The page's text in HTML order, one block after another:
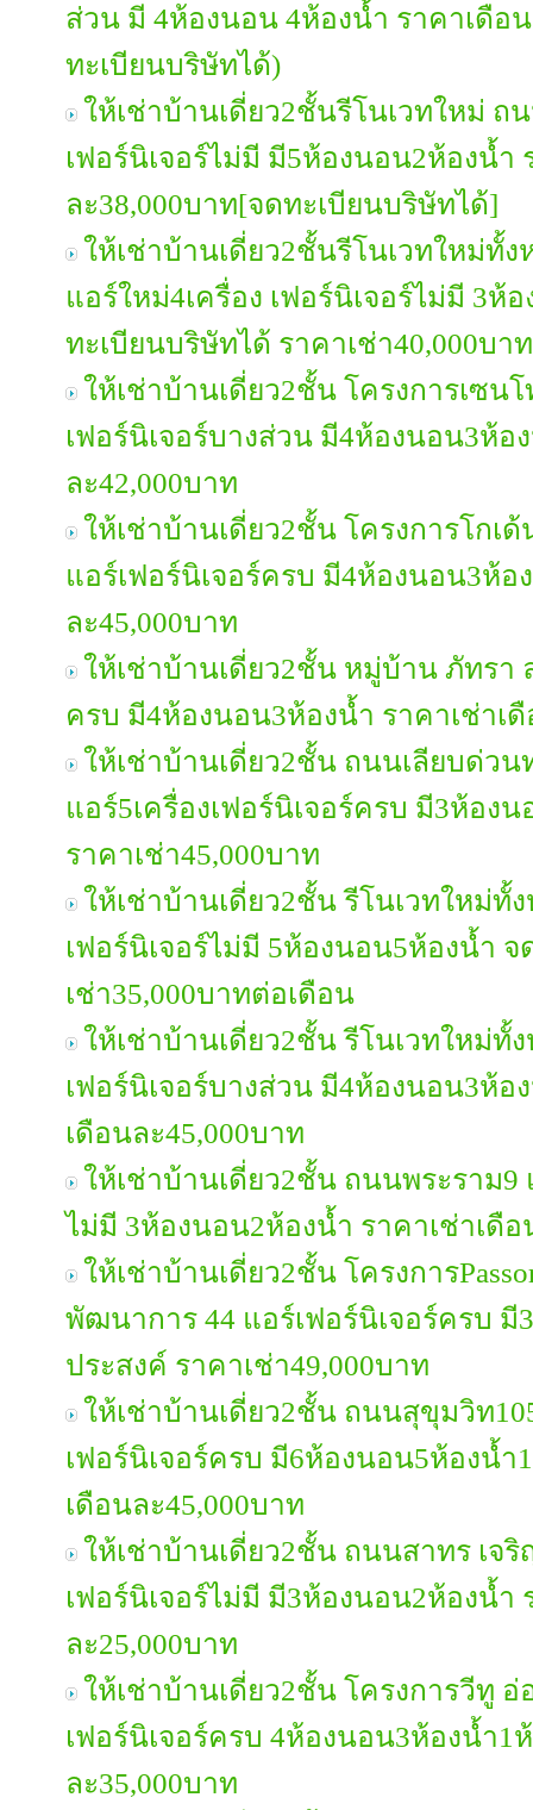
ส่วน มี 4ห้องนอน 4ห้องน้ำ ราคาเดือ
ทะเบียนบริษัทได้)
ให้เช่าบ้านเดี่ยว2ชั้นรีโนเวทใหม่ ถ
เฟอร์นิเจอร์ไม่มี มี5ห้องนอน2ห้องน้ำ
ละ38,000บาท[จดทะเบียนบริษัทได้]
ให้เช่าบ้านเดี่ยว2ชั้นรีโนเวทใหม่ทั้
แอร์ใหม่4เครื่อง เฟอร์นิเจอร์ไม่มี 3
ทะเบียนบริษัทได้ ราคาเช่า40,000บาท
ให้เช่าบ้านเดี่ยว2ชั้น โครงการเซน
เฟอร์นิเจอร์บางส่วน มี4ห้องนอน3ห้อ
ละ42,000บาท
ให้เช่าบ้านเดี่ยว2ชั้น โครงการโกเ
แอร์เฟอร์นิเจอร์ครบ มี4ห้องนอน3ห้อ
ละ45,000บาท
ให้เช่าบ้านเดี่ยว2ชั้น หมู่บ้าน ภัทรา
ครบ มี4ห้องนอน3ห้องน้ำ ราคาเช่าเ
ให้เช่าบ้านเดี่ยว2ชั้น ถนนเลียบด่ว
แอร์5เครื่องเฟอร์นิเจอร์ครบ มี3ห้อง
ราคาเช่า45,000บาท
ให้เช่าบ้านเดี่ยว2ชั้น รีโนเวทใหม่ทั้
เฟอร์นิเจอร์ไม่มี 5ห้องนอน5ห้องน้ำ
เช่า35,000บาทต่อเดือน
ให้เช่าบ้านเดี่ยว2ชั้น รีโนเวทใหม่ทั้
เฟอร์นิเจอร์บางส่วน มี4ห้องนอน3ห้อ
เดือนละ45,000บาท
ให้เช่าบ้านเดี่ยว2ชั้น ถนนพระราม9
ไม่มี 3ห้องนอน2ห้องน้ำ ราคาเช่าเดือ
ให้เช่าบ้านเดี่ยว2ชั้น โครงการ
พัฒนาการ 44 แอร์เฟอร์นิเจอร์ครบ มี
ประสงค์ ราคาเช่า49,000บาท
ให้เช่าบ้านเดี่ยว2ชั้น ถนนสุขุมวิท
เฟอร์นิเจอร์ครบ มี6ห้องนอน5ห้องน้ำ
เดือนละ45,000บาท
ให้เช่าบ้านเดี่ยว2ชั้น ถนนสาทร เจ
เฟอร์นิเจอร์ไม่มี มี3ห้องนอน2ห้องน้ำ
ละ25,000บาท
ให้เช่าบ้านเดี่ยว2ชั้น โครงการวีทู
เฟอร์นิเจอร์ครบ 4ห้องนอน3ห้องน้ำ1
ละ35,000บาท